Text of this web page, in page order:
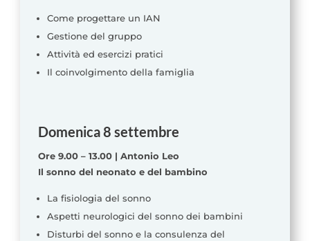
Come progettare un IAN
Gestione del gruppo
Attività ed esercizi pratici
Il coinvolgimento della famiglia
Domenica 8 settembre
Ore 9.00 – 13.00 | Antonio Leo
Il sonno del neonato e del bambino
La fisiologia del sonno
Aspetti neurologici del sonno dei bambini
Disturbi del sonno e la consulenza del